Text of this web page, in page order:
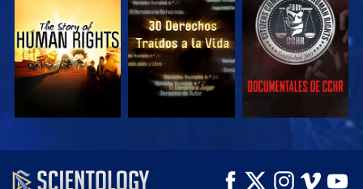
VE VE VE
VE
EXPLORA LAS